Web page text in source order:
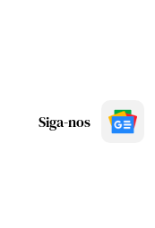
Siga-nos